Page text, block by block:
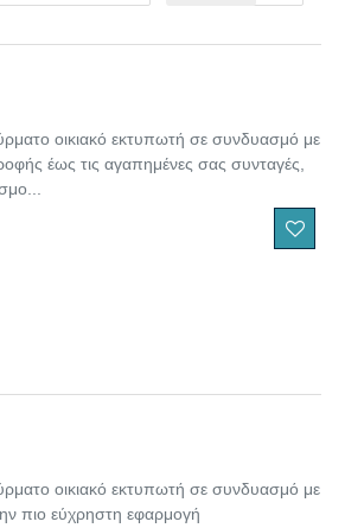
οικιακό εκτυπωτή σε συνδυασμό με
έως τις αγαπημένες σας συνταγές,
οικιακό εκτυπωτή σε συνδυασμό με
πιο εύχρηστη εφαρμογή